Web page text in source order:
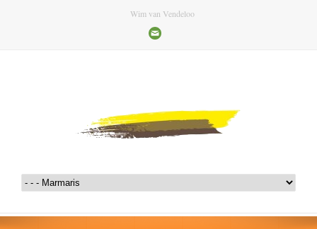
Wim van Vendeloo